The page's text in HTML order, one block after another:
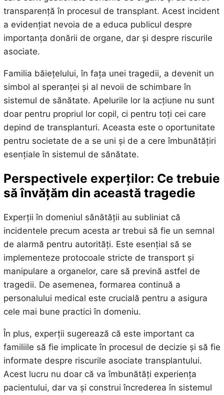
transparență în procesul de transplant. Acest incident
a evidențiat nevoia de a educa publicul despre
importanța donării de organe, dar și despre riscurile
asociate.
Familia băiețelului, în fața unei tragedii, a devenit un
simbol al speranței și al nevoii de schimbare în
sistemul de sănătate. Apelurile lor la acțiune nu sunt
doar pentru propriul lor copil, ci pentru toți cei care
depind de transplanturi. Aceasta este o oportunitate
pentru societate de a se uni și de a cere îmbunătățiri
esențiale în sistemul de sănătate.
Perspectivele experților: Ce trebuie
să învățăm din această tragedie
Experții în domeniul sănătății au subliniat că
incidentele precum acesta ar trebui să fie un semnal
de alarmă pentru autorități. Este esențial să se
implementeze protocoale stricte de transport și
manipulare a organelor, care să prevină astfel de
tragedii. De asemenea, formarea continuă a
personalului medical este crucială pentru a asigura
cele mai bune practici în domeniu.
În plus, experții sugerează că este important ca
familiile să fie implicate în procesul de decizie și să fie
informate despre riscurile asociate transplantului.
Acest lucru nu doar că va îmbunătăți experiența
pacientului, dar va și construi încrederea în sistemul